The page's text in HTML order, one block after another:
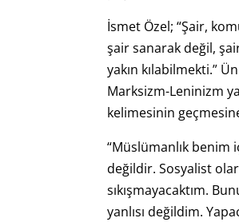
İsmet Özel; “Şair,
şair sanarak değil,
yakın kılabilmekti.”
Marksizm-Leninizm
kelimesinin
“Müslümanlık benim
değildir. Sosyalist
sıkışmayacaktım.
yanlısı değildim.